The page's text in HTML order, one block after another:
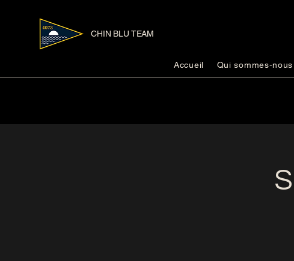
CHIN BLU TEAM
Accueil Qui sommes-nous